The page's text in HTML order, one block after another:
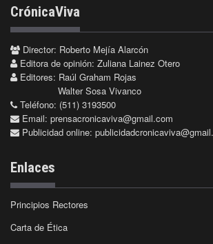
CrónicaViva
Director: Roberto Mejía Alarcón
Editora de opinión: Zuliana Lainez Otero
Editores: Raúl Graham Rojas
Walter Sosa Vivanco
Teléfono: (511) 3193500
Email: prensacronicaviva@gmail.com
Publicidad online:
Enlaces
Principios Rectores
Carta de Ética